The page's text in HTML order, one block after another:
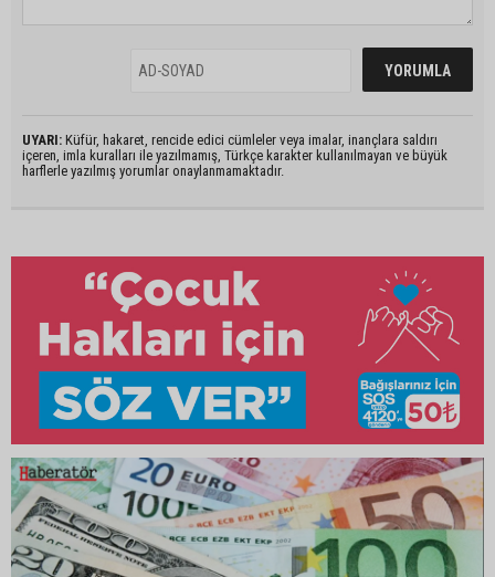
UYARI: Küfür, hakaret, rencide edici cümleler veya imalar, inançlara saldırı
içeren, imla kuralları ile yazılmamış, Türkçe karakter kullanılmayan ve büyük
harflerle yazılmış yorumlar onaylanmamaktadır.